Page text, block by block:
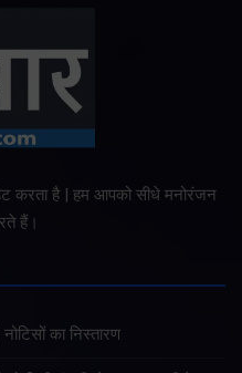
करता है | हम आपको सीधे मनोरंजन
हैं।
का निस्तारण